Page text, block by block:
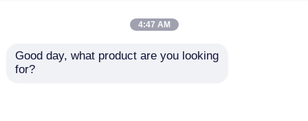
Bitte um ein Angebot
Allein Bradley PLC-Module
ABB
3BHE009319R0001
ABB
4:47 AM
Good day, what product are you looking
for?